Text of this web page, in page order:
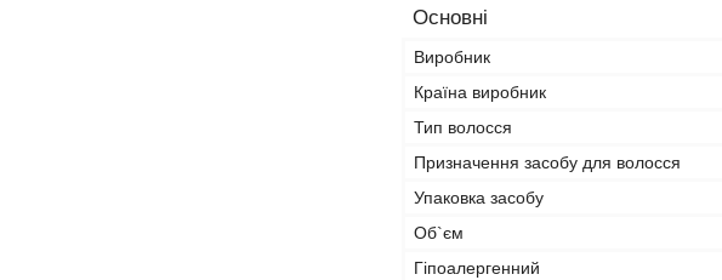
Основні
Виробник
Країна виробник
Тип волосся
Призначення засобу для волосся
Упаковка засобу
Об`єм
Гіпоалергенний